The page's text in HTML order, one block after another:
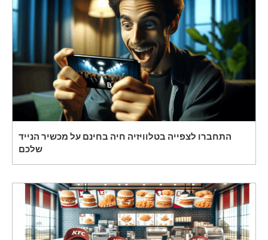
התחברו לצפייה בטלוויזיה חיה בחינם על מכשיר הנייד
שלכם